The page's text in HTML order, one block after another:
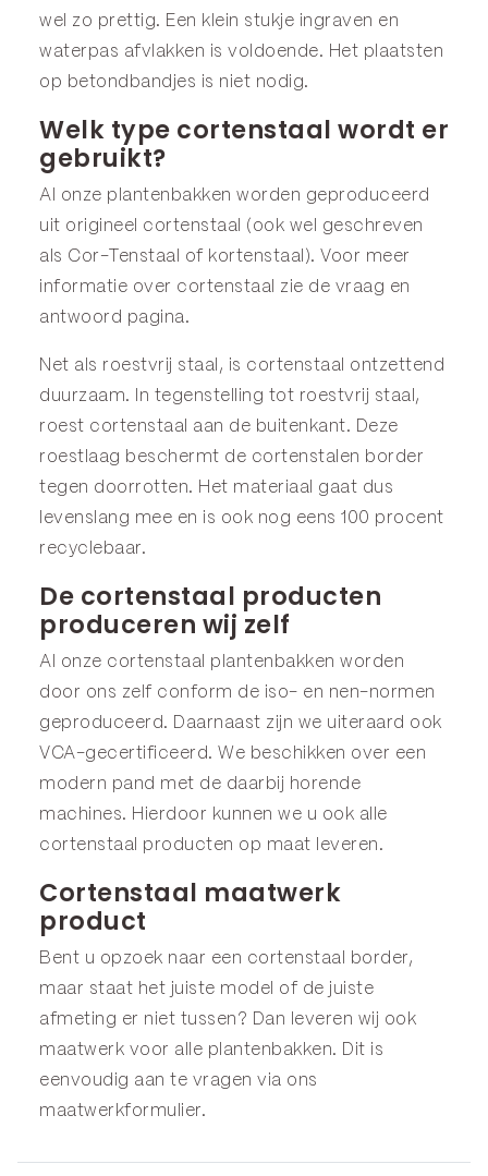
wel zo prettig. Een klein stukje ingraven en
waterpas afvlakken is voldoende. Het plaatsten
op betondbandjes is niet nodig.
Welk type cortenstaal wordt er
gebruikt?
Al onze plantenbakken worden geproduceerd
uit origineel cortenstaal (ook wel geschreven
als Cor-Tenstaal of kortenstaal). Voor meer
informatie over cortenstaal zie de vraag en
antwoord pagina.
Net als roestvrij staal, is cortenstaal ontzettend
duurzaam. In tegenstelling tot roestvrij staal,
roest cortenstaal aan de buitenkant. Deze
roestlaag beschermt de cortenstalen border
tegen doorrotten. Het materiaal gaat dus
levenslang mee en is ook nog eens 100 procent
recyclebaar.
De cortenstaal producten
produceren wij zelf
Al onze cortenstaal plantenbakken worden
door ons zelf conform de iso- en nen-normen
geproduceerd. Daarnaast zijn we uiteraard ook
VCA-gecertificeerd. We beschikken over een
modern pand met de daarbij horende
machines. Hierdoor kunnen we u ook alle
cortenstaal producten op maat leveren.
Cortenstaal maatwerk
product
Bent u opzoek naar een cortenstaal border,
maar staat het juiste model of de juiste
afmeting er niet tussen? Dan leveren wij ook
maatwerk voor alle plantenbakken. Dit is
eenvoudig aan te vragen via ons
maatwerkformulier.